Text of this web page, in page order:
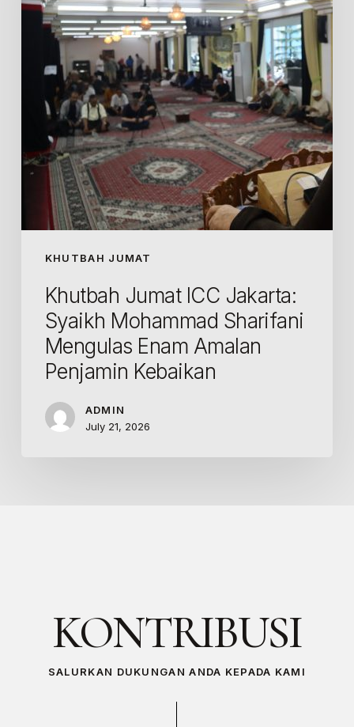
KHUTBAH JUMAT
Syaikh
Mohammad
Sharifani
Mengulas
Enam
Amalan
Penjamin
Kebaikan
Khutbah Jumat ICC Jakarta:
Syaikh Mohammad Sharifani
Mengulas Enam Amalan
Penjamin Kebaikan
ADMIN
July 21, 2026
KONTRIBUSI
SALURKAN DUKUNGAN ANDA KEPADA KAMI